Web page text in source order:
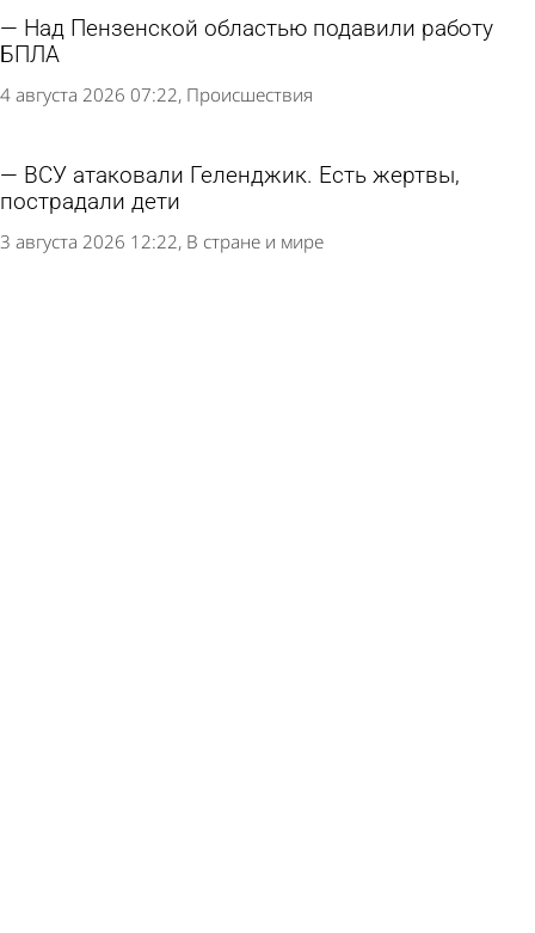
Над Пензенской областью подавили работу
БПЛА
4 августа 2026 07:22 Происшествия
ВСУ атаковали Геленджик. Есть жертвы,
пострадали дети
3 августа 2026 12:22 В стране и мире